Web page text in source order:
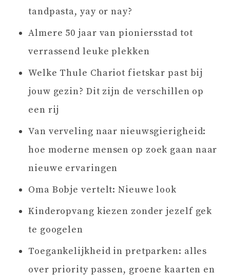
tandpasta, yay or nay?
Almere 50 jaar van pioniersstad tot
verrassend leuke plekken
Welke Thule Chariot fietskar past bij
jouw gezin? Dit zijn de verschillen op
een rij
Van verveling naar nieuwsgierigheid:
hoe moderne mensen op zoek gaan naar
nieuwe ervaringen
Oma Bobje vertelt: Nieuwe look
Kinderopvang kiezen zonder jezelf gek
te googelen
Toegankelijkheid in pretparken: alles
over priority passen, groene kaarten en